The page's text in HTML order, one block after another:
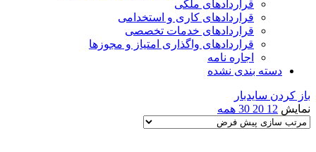
قراردادهای ملکی
قراردادهای کاری و استخدامی
قراردادهای خدمات تخصصی
قراردادهای واگذاری امتیاز و مجوزها
اجاره نامه
دسته بندی نشده
باز کردن سایدبار
نمایش 12
20
30 همه